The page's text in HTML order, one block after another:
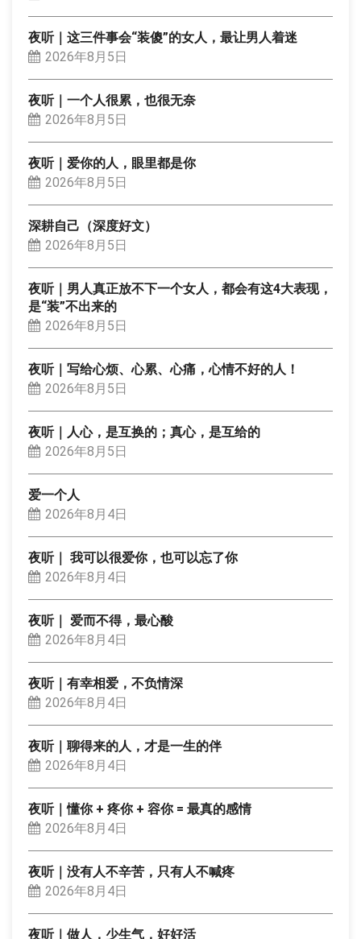
夜听｜这三件事会“装傻”的女人，最让男人着迷
2026年8月5日
夜听｜一个人很累，也很无奈
2026年8月5日
夜听｜爱你的人，眼里都是你
2026年8月5日
深耕自己（深度好文）
2026年8月5日
夜听｜男人真正放不下一个女人，都会有这4大表现，
是“装”不出来的
2026年8月5日
夜听｜写给心烦、心累、心痛，心情不好的人！
2026年8月5日
夜听｜人心，是互换的；真心，是互给的
2026年8月5日
爱一个人
2026年8月4日
夜听｜ 我可以很爱你，也可以忘了你
2026年8月4日
夜听｜ 爱而不得，最心酸
2026年8月4日
夜听｜有幸相爱，不负情深
2026年8月4日
夜听｜聊得来的人，才是一生的伴
2026年8月4日
夜听｜懂你 + 疼你 + 容你 = 最真的感情
2026年8月4日
夜听｜没有人不辛苦，只有人不喊疼
2026年8月4日
夜听｜做人，少生气，好好活